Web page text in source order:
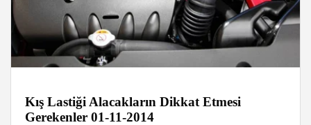
Kış Lastiği Alacakların Dikkat Etmesi
Gerekenler 01-11-2014